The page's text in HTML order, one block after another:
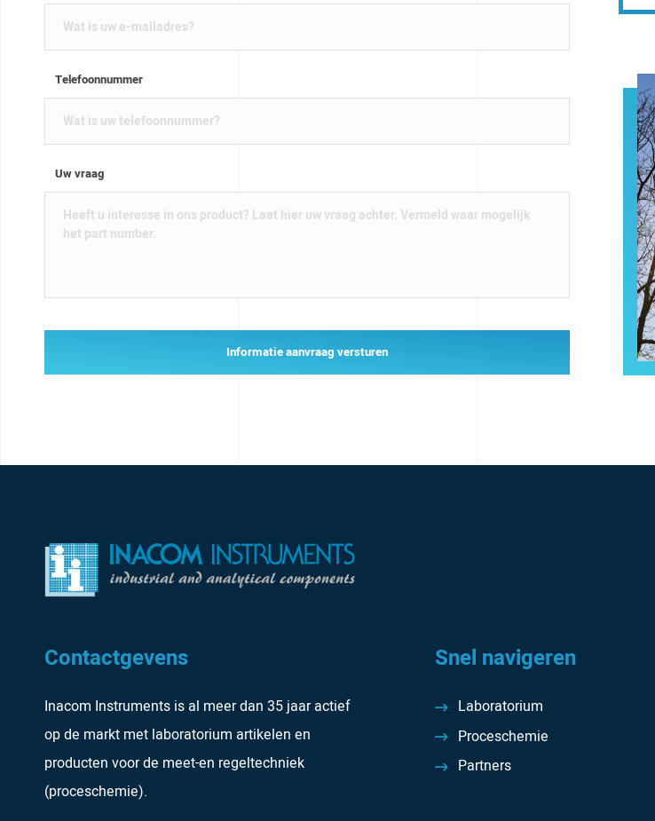
Telefoonnummer
Uw vraag
Informatie aanvraag versturen
Contactgevens
Inacom Instruments is al meer dan 35 jaar actief
op de markt met laboratorium artikelen en
producten voor de meet-en regeltechniek
(proceschemie).
Snel navigeren
Laboratorium
Proceschemie
Partners